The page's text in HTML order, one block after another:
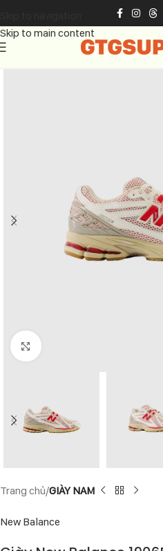
Skip to main content
Click to enlarge
Trang chủ GIÀY NAM
New Balance